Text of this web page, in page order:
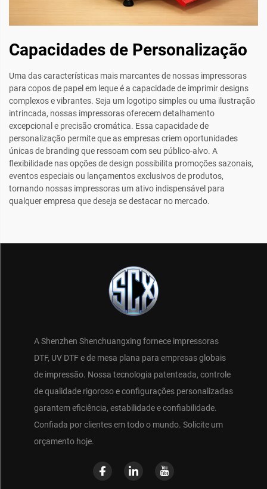
Capacidades de Personalização
Uma das características mais marcantes de nossas impressoras
para copos de papel em leque é a capacidade de imprimir designs
complexos e vibrantes. Seja um logotipo simples ou uma ilustração
intrincada, nossas impressoras oferecem detalhamento
excepcional e precisão cromática. Essa capacidade de
personalização permite que as empresas criem oportunidades
únicas de branding que ressoam com seu público-alvo. A
flexibilidade nas opções de design possibilita promoções sazonais,
eventos especiais ou lançamentos exclusivos de produtos,
tornando nossas impressoras um ativo indispensável para
qualquer empresa que deseja se destacar no mercado.
A Shenzhen Shenchuangxing fornece impressoras
DTF, UV DTF e de mesa plana para empresas globais
de impressão. Nossa tecnologia patenteada, controle
de qualidade rigoroso e configurações personalizadas
garantem eficiência, estabilidade e confiabilidade.
Confiada por clientes em todo o mundo. Solicite um
orçamento hoje.